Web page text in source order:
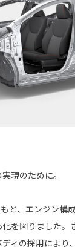
現のために。
と、エンジン構
を図りました。
ィの採用により